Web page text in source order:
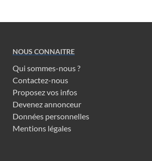
NOUS CONNAITRE
Qui sommes-nous ?
Contactez-nous
Proposez vos infos
Devenez annonceur
Données personnelles
Mentions légales